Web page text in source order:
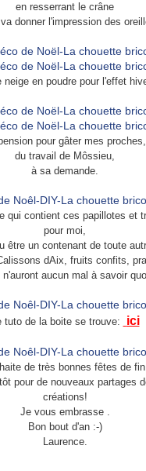
en resserrant le crâne
donner l'impression des
neige en poudre pour l'effet
pour gâter mes
du travail de Môssieu,
à sa demande.
qui contient ces papillotes et
pour moi,
être un contenant de toute
dAix, fruits confits,
n'auront aucun mal à savoir
tuto de la boite se trouve: ici
de très bonnes fêtes de fin
pour de nouveaux partages
créations!
Je vous embrasse .
Bon bout d'an :-)
Laurence.